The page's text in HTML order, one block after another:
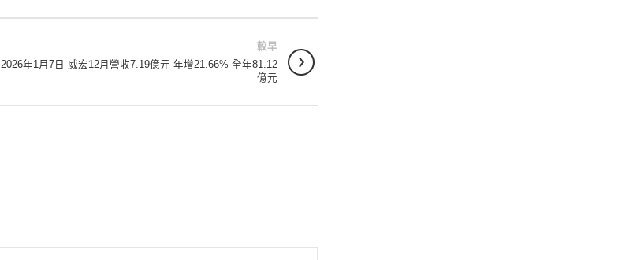
較早
2026年1月7日 威宏12月營收7.19億元 年增21.66% 全年81.12
億元